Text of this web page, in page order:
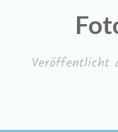
Veröffentlicht